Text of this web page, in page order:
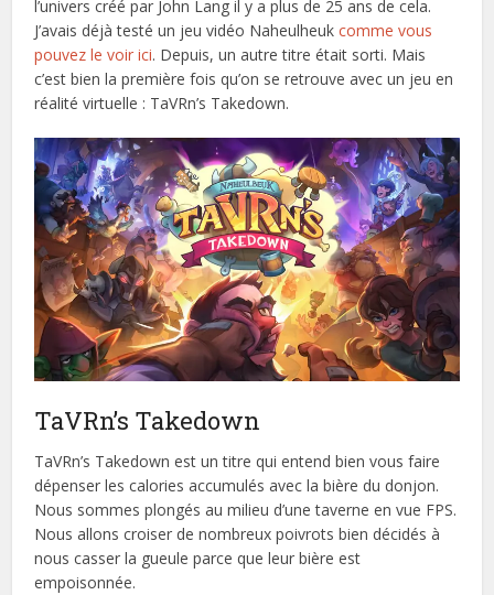
l’univers créé par John Lang il y a plus de 25 ans de cela.
J’avais déjà testé un jeu vidéo Naheulheukcomme vous
pouvez le voir ici. Depuis, un autre titre était sorti. Mais
c’est bien la première fois qu’on se retrouve avec un jeu en
réalité virtuelle : TaVRn’s Takedown.
TaVRn’s Takedown
TaVRn’s Takedown est un titre qui entend bien vous faire
dépenser les calories accumulés avec la bière du donjon.
Nous sommes plongés au milieu d’une taverne en vue FPS.
Nous allons croiser de nombreux poivrots bien décidés à
nous casser la gueule parce que leur bière est
empoisonnée.